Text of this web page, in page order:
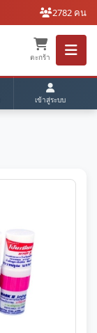
2782 คน
ตะกร้า
เข้าสู่ระบบ